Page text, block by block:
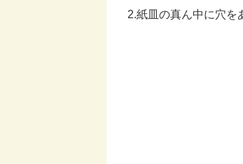
2.紙皿の真ん中に穴を